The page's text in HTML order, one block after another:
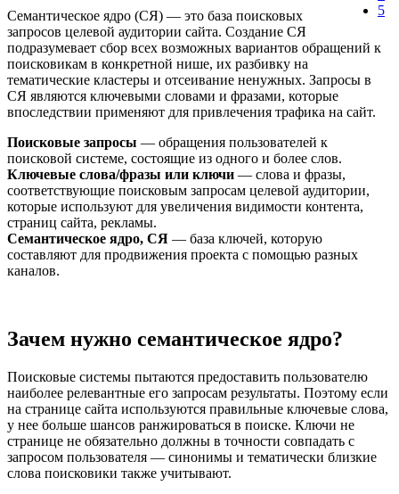
5
Семантическое ядро (СЯ) — это база поисковых
запросов целевой аудитории сайта. Создание СЯ
подразумевает сбор всех возможных вариантов обращений к
поисковикам в конкретной нише, их разбивку на
тематические кластеры и отсеивание ненужных. Запросы в
СЯ являются ключевыми словами и фразами, которые
впоследствии применяют для привлечения трафика на сайт.
Поисковые запросы — обращения пользователей к
поисковой системе, состоящие из одного и более слов.
Ключевые слова/фразы или ключи — слова и фразы,
соответствующие поисковым запросам целевой аудитории,
которые используют для увеличения видимости контента,
страниц сайта, рекламы.
Семантическое ядро, СЯ — база ключей, которую
составляют для продвижения проекта с помощью разных
каналов.
Зачем нужно семантическое ядро?
Поисковые системы пытаются предоставить пользователю
наиболее релевантные его запросам результаты. Поэтому если
на странице сайта используются правильные ключевые слова,
у нее больше шансов ранжироваться в поиске. Ключи не
странице не обязательно должны в точности совпадать с
запросом пользователя — синонимы и тематически близкие
слова поисковики также учитывают.